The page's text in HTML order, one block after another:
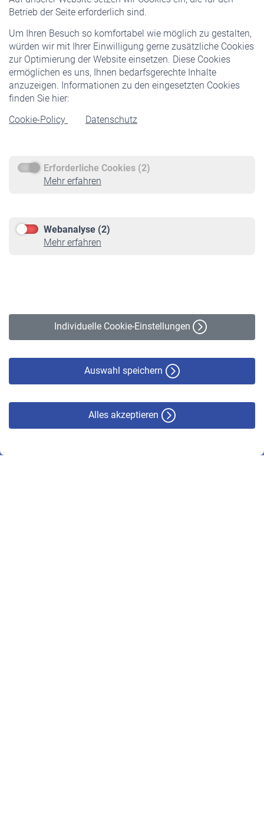
Betrieb der Seite erforderlich sind.
Um Ihren Besuch so komfortabel wie möglich zu gestalten,
würden wir mit Ihrer Einwilligung gerne zusätzliche Cookies
zur Optimierung der Website einsetzen. Diese Cookies
ermöglichen es uns, Ihnen bedarfsgerechte Inhalte
anzuzeigen. Informationen zu den eingesetzten Cookies
finden Sie hier:
Cookie-Policy
Datenschutz
Erforderliche Cookies (2)
Mehr erfahren
Webanalyse (2)
Mehr erfahren
Individuelle Cookie-Einstellungen
Auswahl speichern
Alles akzeptieren
Pflichtversicherung
Staatliche Förderung
Veranstaltungen
Rentner
Rentenbeginn
Rente beantragen
Service
Informationen
Online-Rechner
VBLnewsletter
Erklärung zur Barrierefreiheit
© VBL 2026